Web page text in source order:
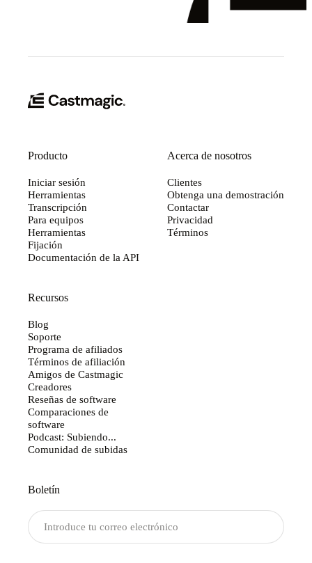
Producto
Iniciar sesión
Herramientas
Transcripción
Para equipos
Herramientas
Fijación
Documentación de la API
Acerca de nosotros
Clientes
Obtenga una demostración
Contactar
Privacidad
Términos
Recursos
Blog
Soporte
Programa de afiliados
Términos de afiliación
Amigos de Castmagic
Creadores
Reseñas de software
Comparaciones de
software
Podcast: Subiendo...
Comunidad de subidas
Boletín